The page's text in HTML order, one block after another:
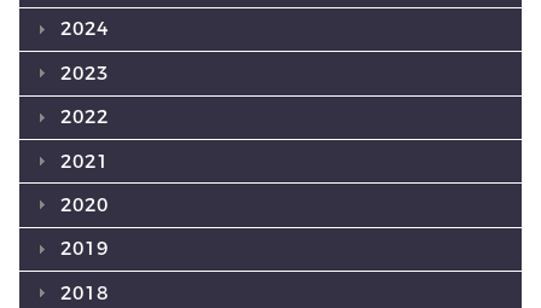
2024
2023
2022
2021
2020
2019
2018